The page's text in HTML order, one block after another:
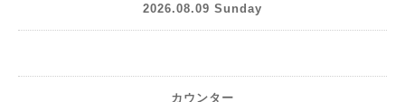
2026.08.09 Sunday
カウンター